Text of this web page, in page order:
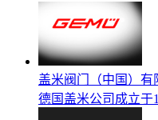
盖米阀门（中国）有
德国盖米公司成立于